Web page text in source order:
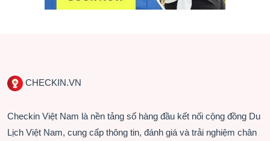
CHECKIN.VN
Checkin Việt Nam là nền tảng số hàng đầu kết nối cộng đồng Du
Lịch Việt Nam, cung cấp thông tin, đánh giá và trải nghiệm chân